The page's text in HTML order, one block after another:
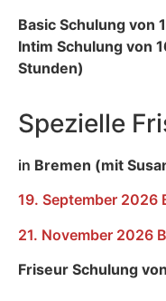
Basic Schulung von
Intim Schulung von
Stunden)
Spezielle
in Bremen (mit
19. September 2026
21. November 2026
Friseur Schulung